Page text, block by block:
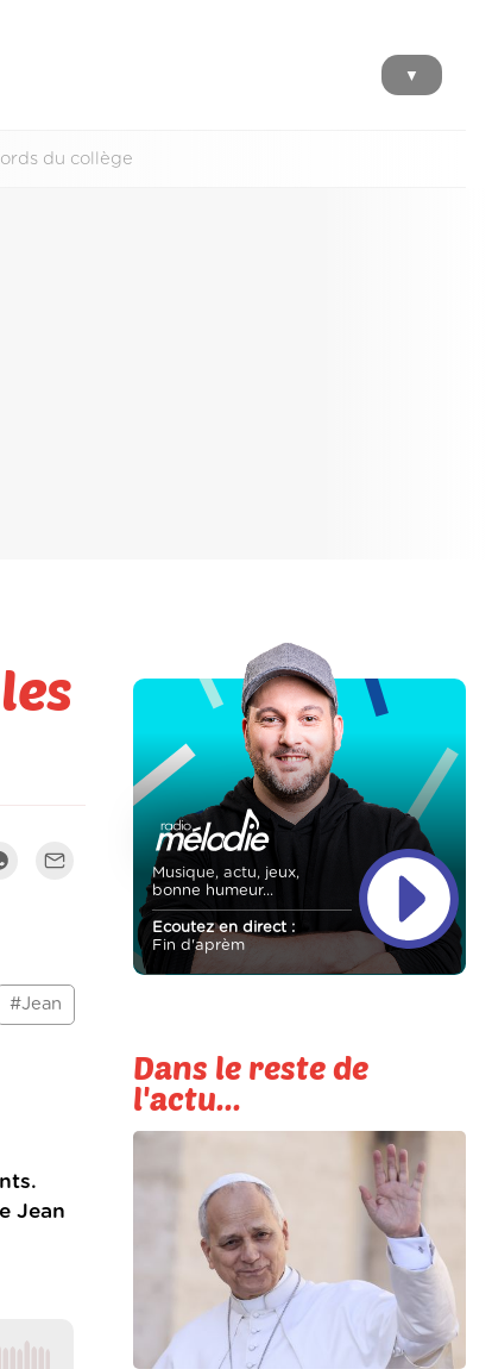
▼
du collège
#Jean
Jean
Musique, actu, jeux,
bonne humeur...
Ecoutez en direct :
Fin d'aprèm
Dans le reste de
l'actu...